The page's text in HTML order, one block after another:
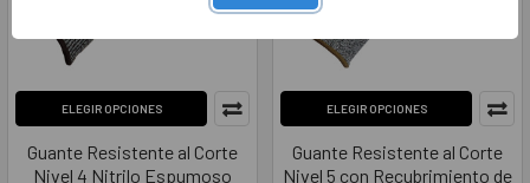
ELEGIR OPCIONES
Guante Resistente al Corte
Nivel 4 Nitrilo Espumoso
ELEGIR OPCIONES
Guante Resistente al Corte
Nivel 5 con Recubrimiento de